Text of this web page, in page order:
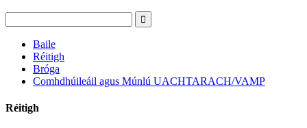
Baile
Réitigh
Bróga
Comhdhúileáil agus Múnlú UACHTARACH/VAMP
Réitigh